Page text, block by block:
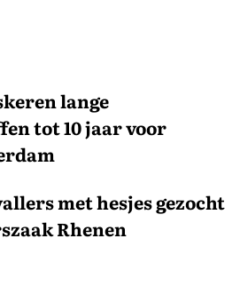
lange
tot 10 jaar voor
met hesjes gezocht
Rhenen